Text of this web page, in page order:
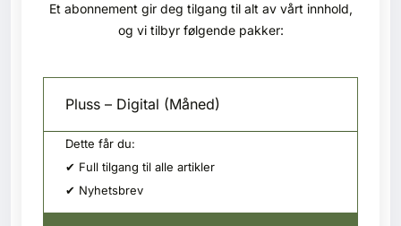
SE BLADARKIV
Et abonnement gir deg tilgang til alt av vårt innhold,
og vi tilbyr følgende pakker:
Pluss – Digital (Måned)
Dette får du:
✔ Full tilgang til alle artikler
✔ Nyhetsbrev